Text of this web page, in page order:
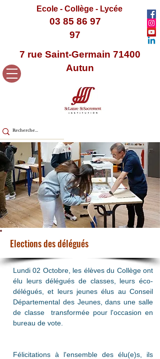
Ecole - Collège - Lycée
03 85 86 97
97
7 rue Saint-Germain 71400
Autun
Elections des délégués
Lundi 02 Octobre, les élèves du Collège ont
élu leurs délégués de classes, leurs éco-
délégués, et leurs jeunes élus au Conseil
Départemental des Jeunes, dans une salle
de classe  transformée pour l'occasion en
bureau de vote.
Félicitations à l'ensemble des élu(e)s, ils